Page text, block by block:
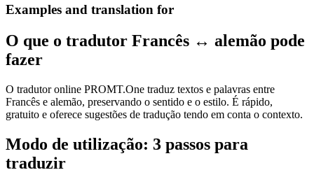
Examples and translation for
O que o tradutor Francês ↔ alemão pode
fazer
O tradutor online PROMT.One traduz textos e palavras entre
Francês e alemão, preservando o sentido e o estilo. É rápido,
gratuito e oferece sugestões de tradução tendo em conta o contexto.
Modo de utilização: 3 passos para
traduzir